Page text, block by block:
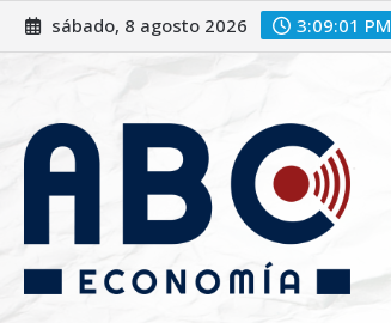
sábado, 8 agosto 2026 3:09:03 PM